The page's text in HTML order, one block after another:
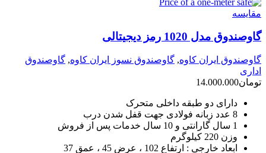
مقايسه
گاوصندوق مدل 1020 رمز دیجیتالی
گاوصندوق ایران کاوه, گاوصندوق نسوز ایران کاوه, گاوصندوق
اداری
تومان14.000.000
دارای دو طبقه داخلی متحرک
8 عدد زبانه فولادی جهت قفل شدن درب
1 سال گارانتی و 10 سال خدمات پس از فروش
وزن 220 کیلوگرم
ابعاد خارجی : ارتفاع 102 ، عرض 45 ، عمق 37